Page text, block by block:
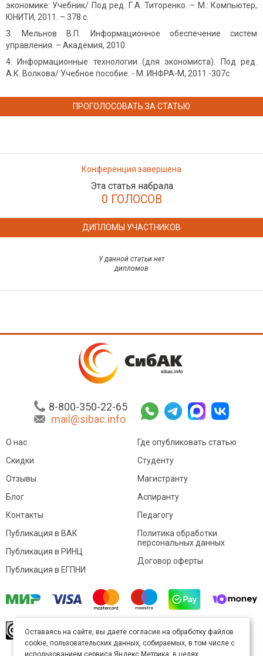
экономике: Учебник/ Под ред. Г.А. Титоренко. – М.: Компьютер,
ЮНИТИ, 2011. – 378 с.
Мельнов В.П. Информационное обеспечение систем
управления. – Академия, 2010.
Информационные технологии (для экономиста). Под ред.
А.К. Волкова/ Учебное пособие. - М.:ИНФРА-М, 2011.-307с
ПРОГОЛОСОВАТЬ ЗА СТАТЬЮ
Конференция завершена
Эта статья набрала
0 ГОЛОСОВ
ДИПЛОМЫ УЧАСТНИКОВ
У данной статьи нет
дипломов
8-800-350-22-65
mail@sibac.info
О нас
Скидки
Отзывы
Блог
Контакты
Где опубликовать статью
Студенту
Магистранту
Аспиранту
Педагогу
Публикация в ВАК
Публикация в РИНЦ
Публикация в ЕГПНИ
Политика обработки
персональных данных
Договор оферты
произведение доступно полицензии Creative
Commons «Attribution» («Атрибуция») 4.0
Непортированная.
Оставаясь на сайте, вы даете согласие на обработку файлов
cookie, пользовательских данных, собираемых, в том числе с
использованием сервиса Яндекс.Метрика, в целях